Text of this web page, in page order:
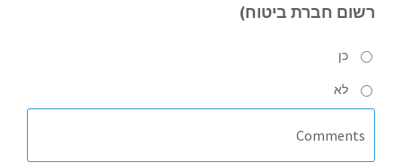
רשום חברת ביטוח)
כן
לא